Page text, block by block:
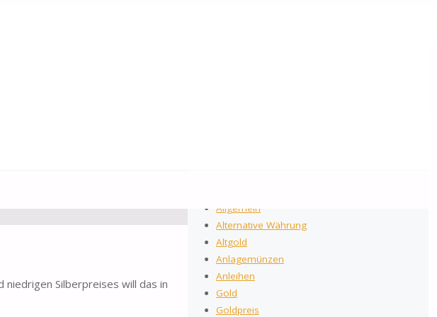
niedrigen Silberpreises will das in
Allgemein
Alternative Währung
Altgold
Anlagemünzen
Anleihen
Gold
Goldpreis